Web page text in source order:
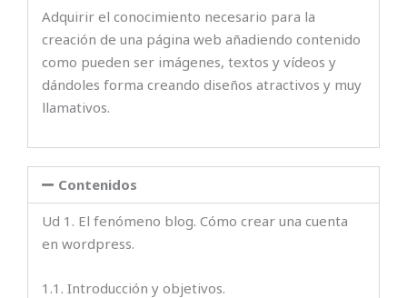
Adquirir el conocimiento necesario para la
creación de una página web añadiendo contenido
como pueden ser imágenes, textos y vídeos y
dándoles forma creando diseños atractivos y muy
llamativos.
Contenidos
Ud 1. El fenómeno blog. Cómo crear una cuenta
en wordpress.
1.1. Introducción y objetivos.